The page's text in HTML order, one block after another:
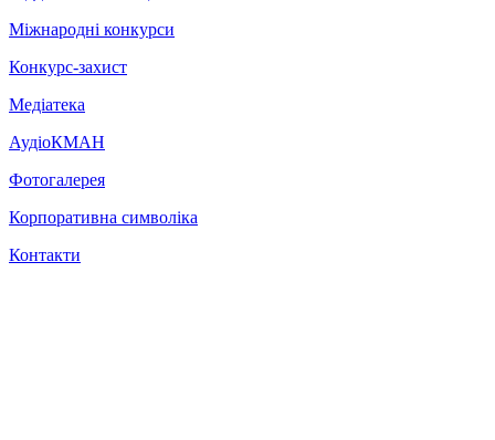
Міжнародні конкурси
Конкурс-захист
Медіатека
АудіоКМАН
Фотогалерея
Корпоративна символіка
Контакти